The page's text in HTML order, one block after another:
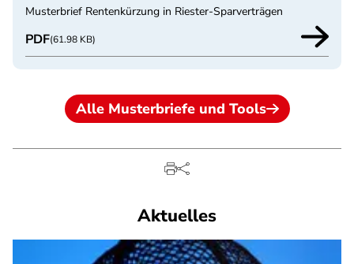
Musterbrief Rentenkürzung in Riester-Sparverträgen
PDF(61.98 KB)
Alle Musterbriefe und Tools
Aktuelles